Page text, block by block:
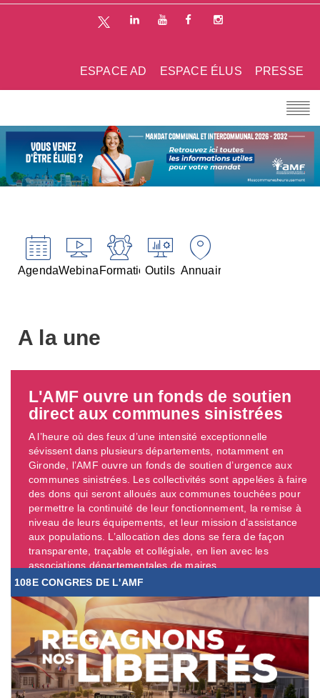
PRESSE
ESPACE ÉLUS
ESPACE AD
AgendaWebinairesFormationsOutils Annuaires
A la une
L'AMF ouvre un fonds de soutien
direct aux communes sinistrées
A l’heure où des feux d’une intensité exceptionnelle
sévissent dans plusieurs départements, notamment en
Gironde, l’AMF ouvre un fonds de soutien d’urgence aux
communes sinistrées. Les collectivités sont appelées à faire
des dons qui seront alloués aux communes touchées pour
permettre la continuité de leur fonctionnement, la remise à
niveau de leurs équipements, et leur mission d’assistance
aux populations. L’allocation des dons se fera de façon
transparente, traçable et collégiale, en lien avec les
associations départementales de maires. ...
108E CONGRES DE L'AMF